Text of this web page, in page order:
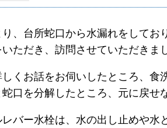
、台所蛇口から水漏れをして
ただき、訪問させていただきま
くお話をお伺いしたところ、
蛇口を分解したところ、元に戻せ
バー水栓は、水の出し止めや水